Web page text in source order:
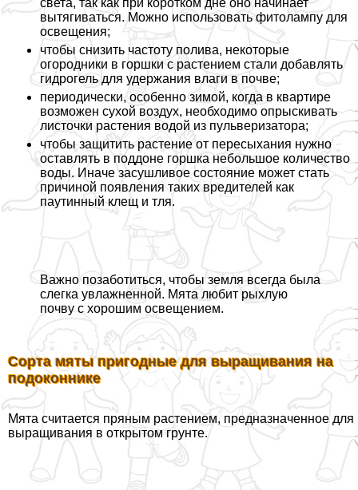
вытягиваться. Можно использовать фитолампу для
освещения;
чтобы снизить частоту полива, некоторые
огородники в горшки с растением стали добавлять
гидрогель для удержания влаги в почве;
периодически, особенно зимой, когда в квартире
возможен сухой воздух, необходимо опрыскивать
листочки растения водой из пульверизатора;
чтобы защитить растение от пересыхания нужно
оставлять в поддоне горшка небольшое количество
воды. Иначе засушливое состояние может стать
причиной появления таких вредителей как
паутинный клещ и тля.
Важно позаботиться, чтобы земля всегда была
слегка увлажненной. Мята любит рыхлую
почву с хорошим освещением.
Сорта мяты пригодные для выращивания на
подоконнике
Мята считается пряным растением, предназначенное для
выращивания в открытом грунте.